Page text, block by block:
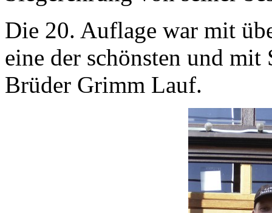
Die 20. Auflage war mit
eine der schönsten und
Brüder Grimm Lauf.